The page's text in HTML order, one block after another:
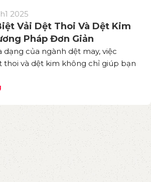
2025
Vải Dệt Thoi Và Dệt Kim
Pháp Đơn Giản
dạng của ngành dệt may, việc
thoi và dệt kim không chỉ giúp bạn